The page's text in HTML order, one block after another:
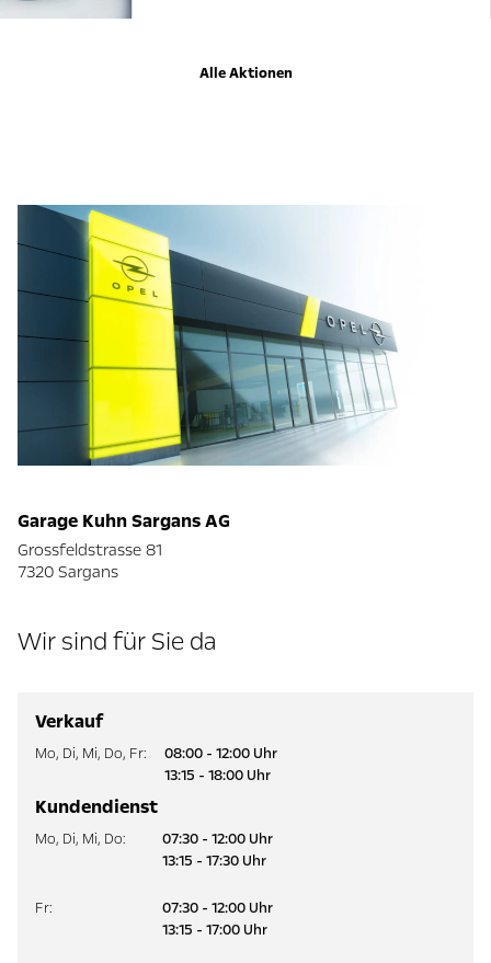
Alle Aktionen
Garage Kuhn Sargans AG
Grossfeldstrasse 81
7320 Sargans
Wir sind für Sie da
Verkauf
Mo, Di, Mi, Do, Fr:
08:00 - 12:00 Uhr
13:15 - 18:00 Uhr
Kundendienst
Mo, Di, Mi, Do:
07:30 - 12:00 Uhr
13:15 - 17:30 Uhr
Fr:
07:30 - 12:00 Uhr
13:15 - 17:00 Uhr